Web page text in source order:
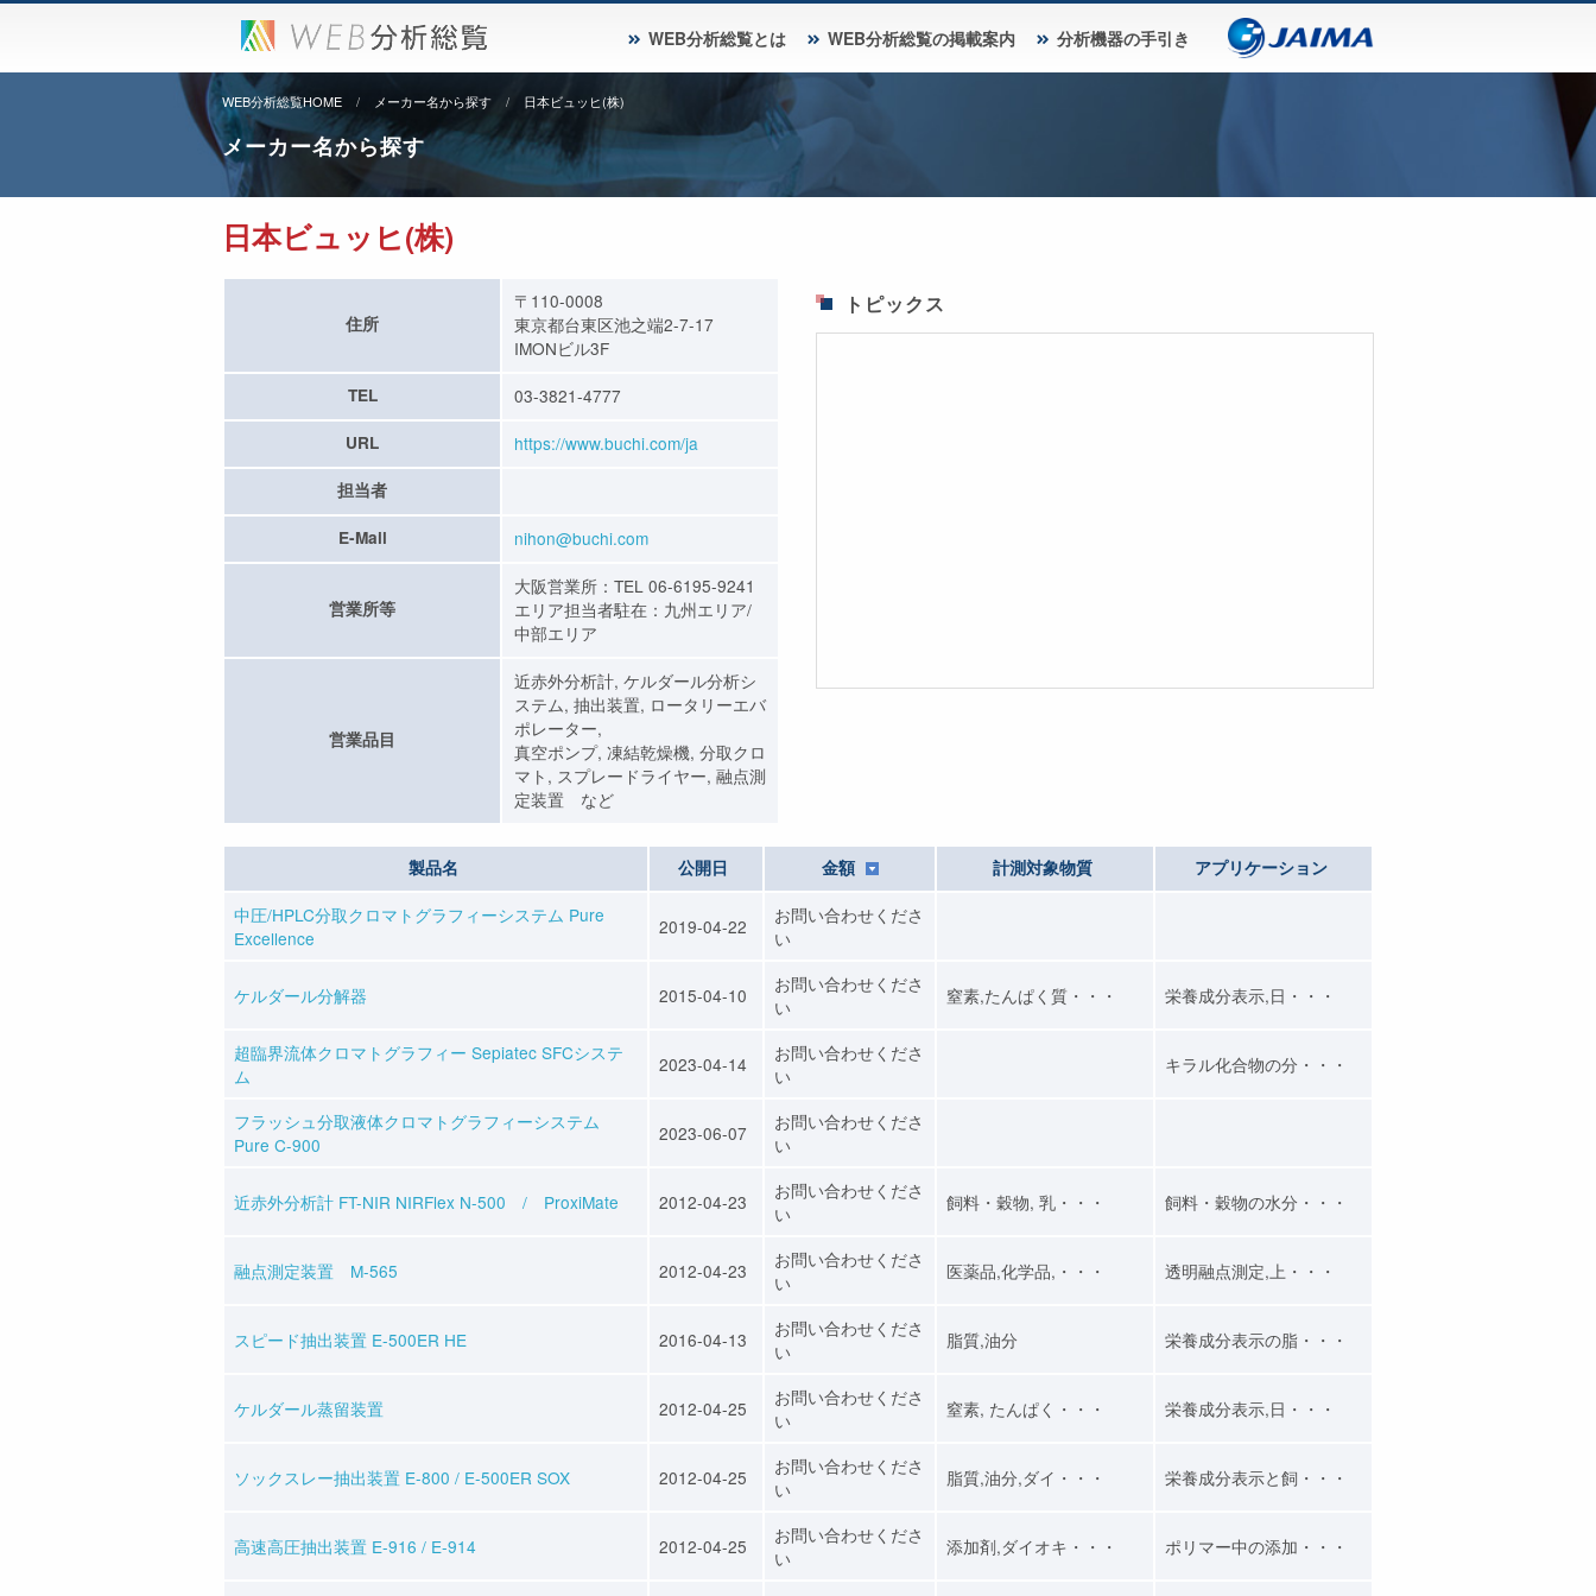
WEB分析総覧とは WEB分析総覧の掲載案内 分析機器の手引き
WEB分析総覧HOME メーカー名から探す 日本ビュッヒ(株)
メーカー名から探す
日本ビュッヒ(株)
住所
〒110-0008
東京都台東区池之端2-7-17
IMONビル3F
TEL 03-3821-4777
URL https://www.buchi.com/ja
担当者
E-Mail nihon@buchi.com
営業所等
大阪営業所：TEL 06-6195-9241
エリア担当者駐在：九州エリア/
中部エリア
営業品目
近赤外分析計, ケルダール分析シ
ステム, 抽出装置, ロータリーエバ
ポレーター,
真空ポンプ, 凍結乾燥機, 分取クロ
マト, スプレードライヤー, 融点測
定装置 など
トピックス
製品名 公開日 金額 計測対象物質 アプリケーション
中圧/HPLC分取クロマトグラフィーシステム Pure
Excellence
2019-04-22
お問い合わせくださ
い
ケルダール分解器 2015-04-10
お問い合わせくださ
い
窒素,たんぱく質・・・ 栄養成分表示,日・・・
超臨界流体クロマトグラフィー Sepiatec SFCシステ
ム
2023-04-14
お問い合わせくださ
い
キラル化合物の分・・・
フラッシュ分取液体クロマトグラフィーシステム
Pure C-900
2023-06-07
お問い合わせくださ
い
近赤外分析計 FT-NIR NIRFlex N-500 / ProxiMate 2012-04-23
お問い合わせくださ
い
飼料・穀物, 乳・・・ 飼料・穀物の水分・・・
融点測定装置 M-565 2012-04-23
お問い合わせくださ
い
医薬品,化学品,・・・ 透明融点測定,上・・・
スピード抽出装置 E-500ER HE 2016-04-13
お問い合わせくださ
い
脂質,油分 栄養成分表示の脂・・・
ケルダール蒸留装置 2012-04-25
お問い合わせくださ
い
窒素, たんぱく・・・ 栄養成分表示,日・・・
ソックスレー抽出装置 E-800 / E-500ER SOX 2012-04-25
お問い合わせくださ
い
脂質,油分,ダイ・・・ 栄養成分表示と飼・・・
高速高圧抽出装置 E-916 / E-914 2012-04-25
お問い合わせくださ
い
添加剤,ダイオキ・・・ ポリマー中の添加・・・